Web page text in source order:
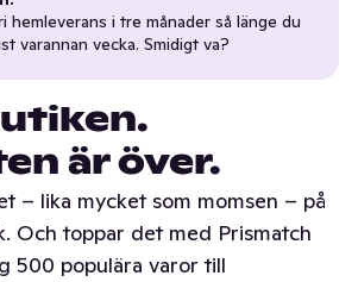
hemleverans i tre månader så länge du
varannan vecka. Smidigt va?
är över.
– lika mycket som momsen – på
Och toppar det med Prismatch
500 populära varor till